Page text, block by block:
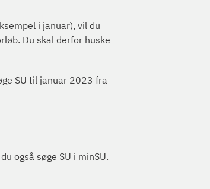
i januar), vil du
Du skal derfor huske
SU til januar 2023 fra
også søge SU i minSU.